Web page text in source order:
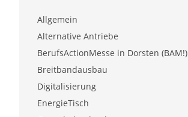
Allgemein
Alternative Antriebe
BerufsActionMesse in Dorsten (BAM!)
Breitbandausbau
Digitalisierung
EnergieTisch